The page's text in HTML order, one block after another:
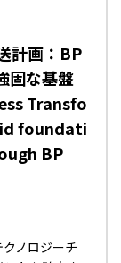
計画：BP
固な基盤
Transfo
foundati
BP
ノロジーチ